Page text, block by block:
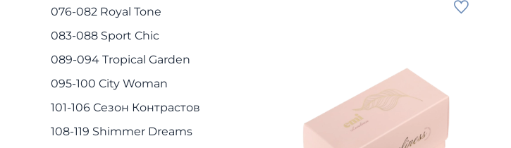
076-082 Royal Tone
083-088 Sport Chic
089-094 Tropical Garden
095-100 City Woman
101-106 Сезон Контрастов
108-119 Shimmer Dreams